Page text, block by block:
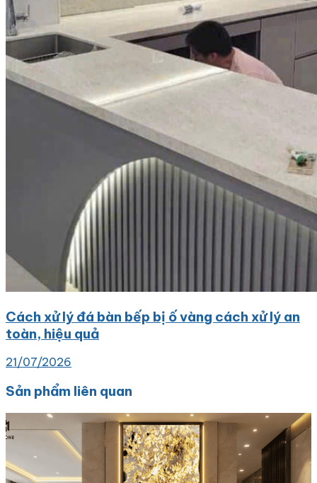
Cách xử lý đá bàn bếp bị ố vàng cách xử lý an
toàn, hiệu quả
21/07/2026
Sản phẩm liên quan